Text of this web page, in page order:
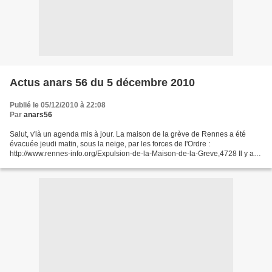
Actus anars 56 du 5 décembre 2010
Publié le 05/12/2010 à 22:08
Par anars56
Salut, v'là un agenda mis à jour. La maison de la grève de Rennes a été
évacuée jeudi matin, sous la neige, par les forces de l'Ordre :
http://www.rennes-info.org/Expulsion-de-la-Maison-de-la-Greve,4728 Il y a